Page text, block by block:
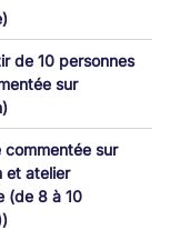
de 10 personnes
sur
commentée sur
et atelier
(de 8 à 10